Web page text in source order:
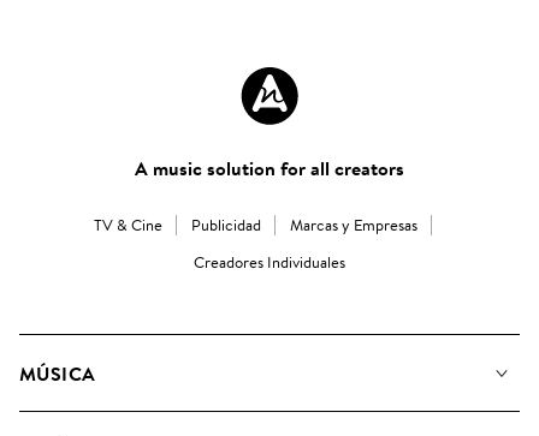
A music solution for all creators
TV & Cine Publicidad
Marcas y Empresas
Creadores Individuales
MÚSICA